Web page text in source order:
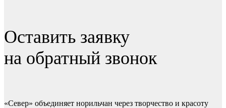
Оставить заявку
на обратный звонок
«Север» объединяет норильчан через творчество и красоту